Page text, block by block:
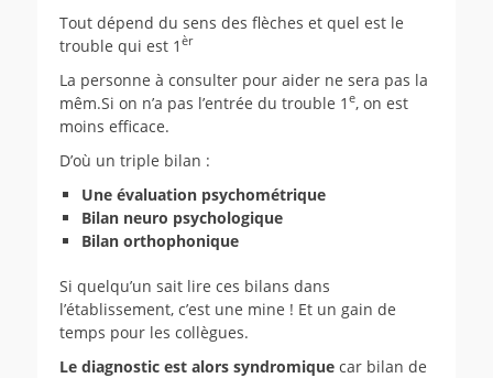
Tout dépend du sens des flèches et quel est le
trouble qui est 1 èr
La personne à consulter pour aider ne sera pas la
mêm.Si on n’a pas l’entrée du trouble 1 e, on est
moins efficace.
D’où un triple bilan :
Une évaluation psychométrique
Bilan neuro psychologique
Bilan orthophonique
Si quelqu’un sait lire ces bilans dans
l’établissement, c’est une mine ! Et un gain de
temps pour les collègues.
Le diagnostic est alors syndromique car bilan de